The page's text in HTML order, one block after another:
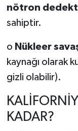
nötron
sahiptir.
o Nükleer
kaynağı olarak
gizli olabilir).
KADAR?